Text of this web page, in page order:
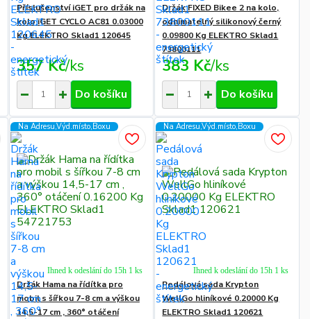
Příslušenství iGET pro držák na
kolo iGET CYCLO AC81 0.03000
Kg ELEKTRO Sklad1 120645
357 Kč/ks
Do košíku
Držák FIXED Bikee 2 na kolo,
odnímatelný silikonový černý
0.09800 Kg ELEKTRO Sklad1
73800111
383 Kč/ks
Do košíku
Na Adresu,Výd.místo,Boxu
Držák Hama na řídítka pro
mobil s šířkou 7-8 cm a výškou
14,5-17 cm , 360° otáčení
Ihned k odeslání do 15h 1 ks
Na Adresu,Výd.místo,Boxu
Pedálová sada Krypton
WellGo hliníkové 0.20000 Kg
ELEKTRO Sklad1 120621
Ihned k odeslání do 15h 1 ks